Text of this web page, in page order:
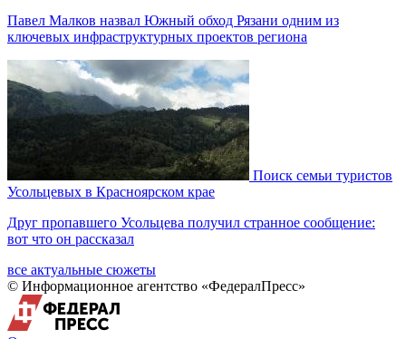
Павел Малков назвал Южный обход Рязани одним из
ключевых инфраструктурных проектов региона
Поиск семьи туристов
Усольцевых в Красноярском крае
Друг пропавшего Усольцева получил странное сообщение:
вот что он рассказал
все актуальные сюжеты
© Информационное агентство «ФедералПресс»